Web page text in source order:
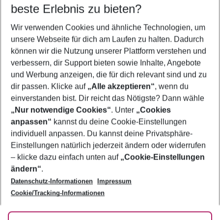
2 Erwachsene Keine Kinder
Mehr Filter anzeigen
Footer
Footer navigation
Über uns
AGB
Bestpreisgarantie
Cookie-Einstellungen ändern
Cookie-Richtlinie
Agenturbetreuung
Barrierefreies Reisen
FAQ
Folge uns
beste Erlebnis zu bieten?
Wir verwenden Cookies und ähnliche Technologien, um
unsere Webseite für dich am Laufen zu halten. Dadurch
können wir die Nutzung unserer Plattform verstehen und
verbessern, dir Support bieten sowie Inhalte, Angebote
und Werbung anzeigen, die für dich relevant sind und zu
dir passen. Klicke auf „Alle akzeptieren“, wenn du
einverstanden bist. Dir reicht das Nötigste? Dann wähle
„Nur notwendige Cookies“. Unter „Cookies
anpassen“ kannst du deine Cookie-Einstellungen
individuell anpassen. Du kannst deine Privatsphäre-
Einstellungen natürlich jederzeit ändern oder widerrufen
– klicke dazu einfach unten auf „Cookie-Einstellungen
ändern“.
Datenschutz-Informationen
Impressum
Cookie/Tracking-Informationen